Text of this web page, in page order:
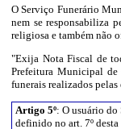
O Serviço Funerário
nem se responsabiliza
religiosa e também não
"Exija Nota Fiscal de
Prefeitura Municipal de
funerais realizados
Artigo 5º: O usuário
definido no art. 7º